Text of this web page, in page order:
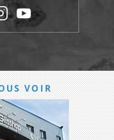
VOIR